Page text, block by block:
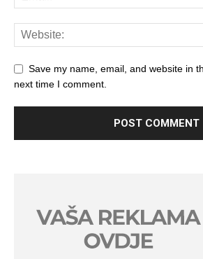
Save my name, email, and website in
next time I comment.